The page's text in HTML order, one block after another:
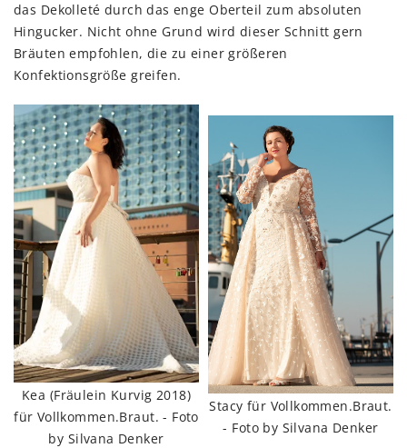
das Dekolleté durch das enge Oberteil zum absoluten
Hingucker. Nicht ohne Grund wird dieser Schnitt gern
Bräuten empfohlen, die zu einer größeren
Konfektionsgröße greifen.
Kea (Fräulein Kurvig 2018)
für Vollkommen.Braut. - Foto
by Silvana Denker
Stacy für Vollkommen.Braut.
- Foto by Silvana Denker